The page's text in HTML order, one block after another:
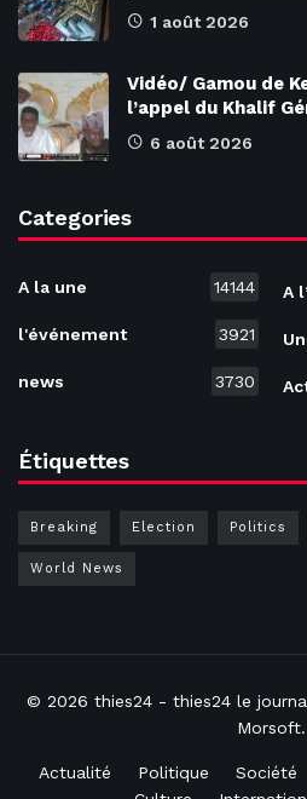
1 août 2026
Vidéo/ Gamou de
l’appel du Khalif
6 août 2026
Categories
A la une 14144
l'événement 3921
news 3730
A
Étiquettes
Breaking Election Politics
World News
© 2026 thies24- thies24 le
Morsoft.
Actualité Politique Société